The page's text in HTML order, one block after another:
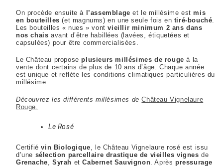
On procède ensuite à l’assemblage et le millésime estmis
en bouteilles (et magnums) en une seule fois en tiré-bouché
Les bouteilles « nues » vontvieillir minimum 2 ans dans
nos chais avant d’être habillées (lavées, étiquetées et
capsulées) pour être commercialisées.
Le Château proposeplusieurs millésimes de rouge à la
vente dont certains de plus de 10 ans d’âge. Chaque année
est unique et reflète les conditions climatiques particulières du
millésime
Découvrez les différents millésimes deChâteau Vignelaure
Rouge.
Le Rosé
Certifiévin Biologique, le Château Vignelaure rosé est issu
d’une sélection parcellaire drastique de vieilles vignes de
Grenache,Syrah etCabernet Sauvignon. Aprèspressurage